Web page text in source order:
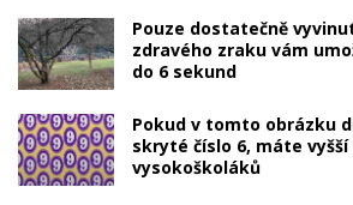
Pouze dostatečně
zdravého zraku vám
do 6 sekund
Pokud v tomto obrázku
skryté číslo 6, máte vyšší
vysokoškoláků